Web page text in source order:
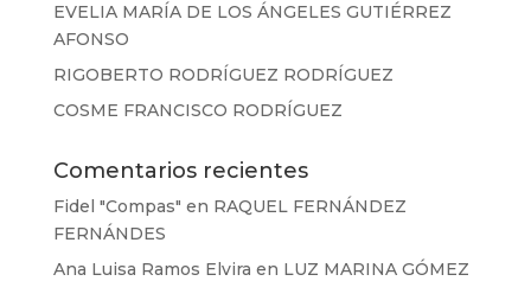
EVELIA MARÍA DE LOS ÁNGELES GUTIÉRREZ
AFONSO
RIGOBERTO RODRÍGUEZ RODRÍGUEZ
COSME FRANCISCO RODRÍGUEZ
Comentarios recientes
Fidel "Compas" en RAQUEL FERNÁNDEZ
FERNÁNDES
Ana Luisa Ramos Elvira en LUZ MARINA GÓMEZ